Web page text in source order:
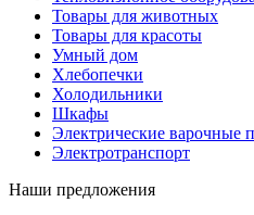
Товары для животных
Товары для красоты
Умный дом
Хлебопечки
Холодильники
Шкафы
Электрические варочные
Электротранспорт
Наши предложения